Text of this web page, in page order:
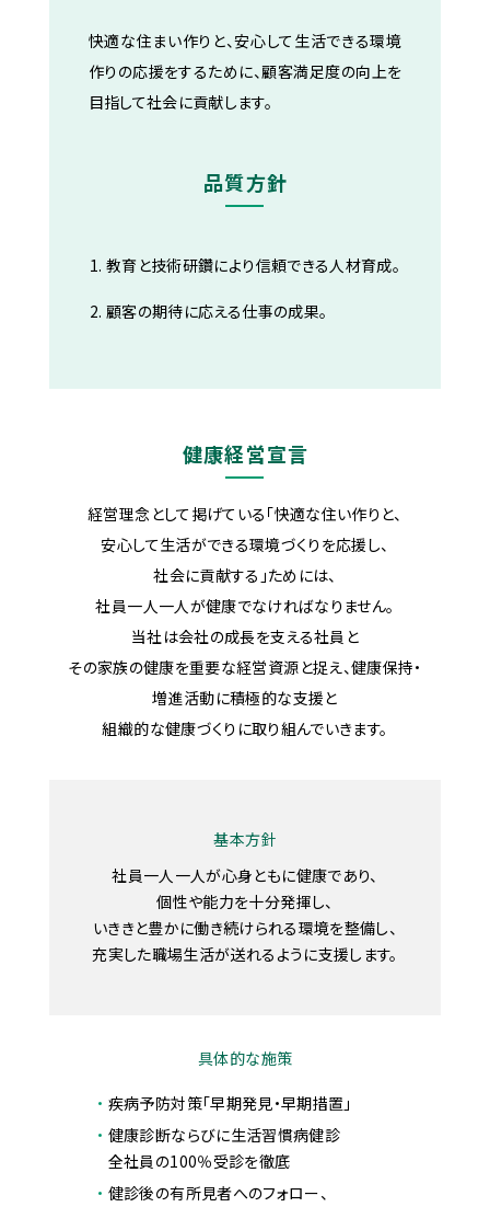
快適な住まい作りと、安心して生活できる環境
作りの応援をするために、顧客満足度の向上を
目指して社会に貢献します。
品質方針
1. 教育と技術研鑽により信頼できる人材育成。
2. 顧客の期待に応える仕事の成果。
健康経営宣言
経営理念として掲げている「快適な住い作りと、
安心して生活ができる環境づくりを応援し、
社会に貢献する」ためには、
社員一人一人が健康でなければなりません。
当社は会社の成長を支える社員と
その家族の健康を重要な経営資源と捉え、健康保持・
増進活動に積極的な支援と
組織的な健康づくりに取り組んでいきます。
基本方針
社員一人一人が心身ともに健康であり、
個性や能力を十分発揮し、
いききと豊かに働き続けられる環境を整備し、
充実した職場生活が送れるように支援します。
具体的な施策
疾病予防対策「早期発見・早期措置」
健康診断ならびに生活習慣病健診
全社員の100％受診を徹底
健診後の有所見者へのフォロー、